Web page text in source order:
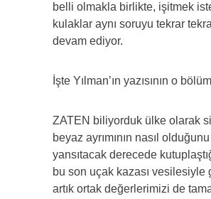
belli olmakla birlikte, işitmek
kulaklar aynı soruyu tekrar
devam ediyor.
İşte Yılman’ın yazısının o
ZATEN biliyorduk ülke olarak
beyaz ayrımının nasıl olduğunu
yansıtacak derecede
bu son uçak kazası vesilesiyle
artık ortak değerlerimizi de